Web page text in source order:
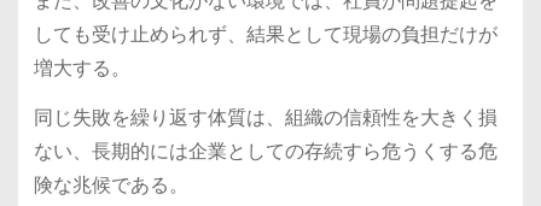
しても受け止められず、結果として現場の負担だけが
増大する。
同じ失敗を繰り返す体質は、組織の信頼性を大きく損
ない、長期的には企業としての存続すら危うくする危
険な兆候である。